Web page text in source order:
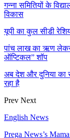
गन्ना समितियों के
विकास
यूपी का कुल सीडी
पांच लाख का ऋण
ऑप्टिकल” शॉप
अब देश और दुनिया का
रहा है
Prev Next
English News
Prega News’s